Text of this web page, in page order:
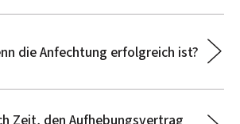
die Anfechtung erfolgreich ist?